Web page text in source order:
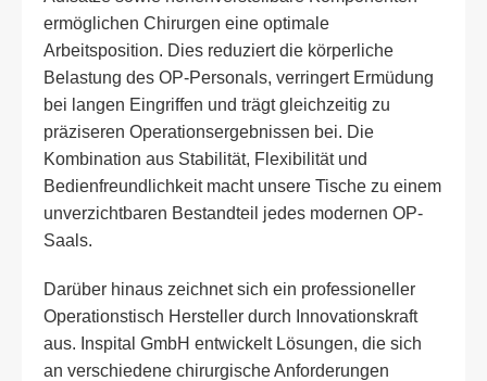
ermöglichen Chirurgen eine optimale
Arbeitsposition. Dies reduziert die körperliche
Belastung des OP-Personals, verringert Ermüdung
bei langen Eingriffen und trägt gleichzeitig zu
präziseren Operationsergebnissen bei. Die
Kombination aus Stabilität, Flexibilität und
Bedienfreundlichkeit macht unsere Tische zu einem
unverzichtbaren Bestandteil jedes modernen OP-
Saals.
Darüber hinaus zeichnet sich ein professioneller
Operationstisch Hersteller durch Innovationskraft
aus. Inspital GmbH entwickelt Lösungen, die sich
an verschiedene chirurgische Anforderungen